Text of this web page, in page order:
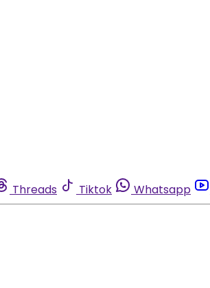
Threads Tiktok Whatsapp